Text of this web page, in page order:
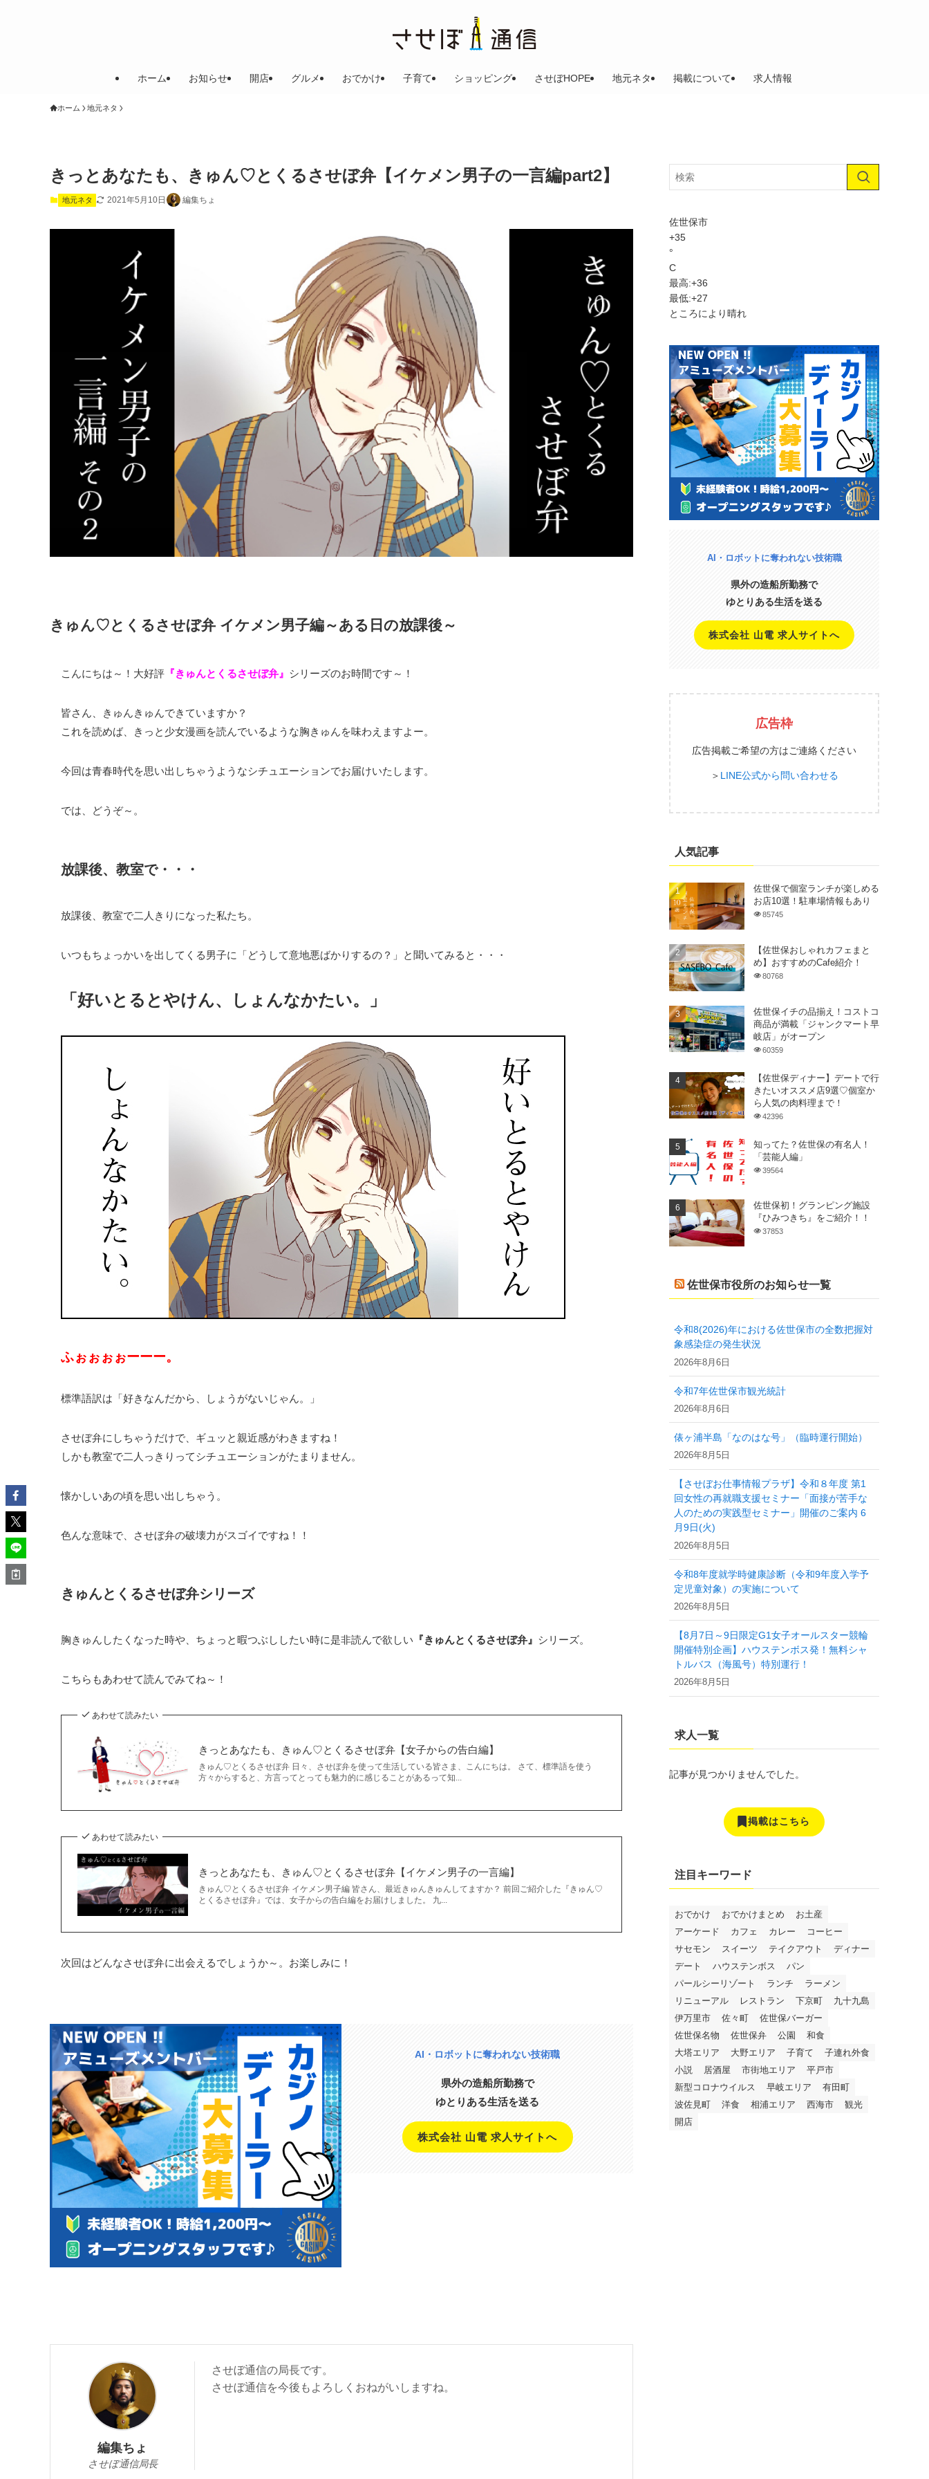
ホーム お知らせ 開店 グルメ おでかけ 子育て ショッピング させぼHOPE 地元ネタ 掲載について 求人情報
ホーム 地元ネタ
きっとあなたも、きゅん♡とくるさせぼ弁【イケメン男子の一言編part2】
地元ネタ 2021年5月10日 編集ちょ
きゅん♡とくるさせぼ弁 イケメン男子編～ある日の放課後～
こんにちは～！大好評 『きゅんとくるさせぼ弁』 シリーズのお時間です～！
皆さん、きゅんきゅんできていますか？
これを読めば、きっと少女漫画を読んでいるような胸きゅんを味わえますよー。
今回は青春時代を思い出しちゃうようなシチュエーションでお届けいたします。
では、どうぞ～。
放課後、教室で・・・
放課後、教室で二人きりになった私たち。
いつもちょっかいを出してくる男子に「どうして意地悪ばかりするの？」と聞いてみると・・・
「好いとるとやけん、しょんなかたい。」
ふぉぉぉぉーーー。
標準語訳は「好きなんだから、しょうがないじゃん。」
させぼ弁にしちゃうだけで、ギュッと親近感がわきますね！
しかも教室で二人っきりってシチュエーションがたまりません。
懐かしいあの頃を思い出しちゃう。
色んな意味で、させぼ弁の破壊力がスゴイですね！！
きゅんとくるさせぼ弁シリーズ
胸きゅんしたくなった時や、ちょっと暇つぶししたい時に是非読んで欲しい 『きゅんとくるさせぼ弁』 シリーズ。
こちらもあわせて読んでみてね～！
あわせて読みたい
きっとあなたも、きゅん♡とくるさせぼ弁【女子からの告白編】
きゅん♡とくるさせぼ弁 日々、させぼ弁を使って生活している皆さま、こんにちは。 さて、標準語を使う
方々からすると、方言ってとっても魅力的に感じることがあるって知...
あわせて読みたい
きっとあなたも、きゅん♡とくるさせぼ弁【イケメン男子の一言編】
きゅん♡とくるさせぼ弁 イケメン男子編 皆さん、最近きゅんきゅんしてますか？ 前回ご紹介した『きゅん♡
とくるさせぼ弁』では、女子からの告白編をお届けしました。 九...
次回はどんなさせぼ弁に出会えるでしょうか～。お楽しみに！
AI・ロボットに奪われない技術職
県外の造船所勤務で
ゆとりある生活を送る
株式会社 山電 求人サイトへ
編集ちょ
させぼ通信局長
させぼ通信の局長です。
させぼ通信を今後もよろしくおねがいしますね。
佐世保市
+35
°
C
最高:+36
最低:+27
ところにより晴れ
AI・ロボットに奪われない技術職
県外の造船所勤務で
ゆとりある生活を送る
株式会社 山電 求人サイトへ
広告枠
広告掲載ご希望の方はご連絡ください
＞ LINE公式から問い合わせる
人気記事
佐世保で個室ランチが楽しめる
お店10選！駐車場情報もあり
85745
【佐世保おしゃれカフェまと
め】おすすめのCafe紹介！
80768
佐世保イチの品揃え！コストコ
商品が満載「ジャンクマート早
岐店」がオープン
60359
【佐世保ディナー】デートで行
きたいオススメ店9選♡個室か
ら人気の肉料理まで！
42396
知ってた？佐世保の有名人！
「芸能人編」
39564
佐世保初！グランピング施設
『ひみつきち』をご紹介！！
37853
佐世保市役所のお知らせ一覧
令和8(2026)年における佐世保市の全数把握対
象感染症の発生状況
2026年8月6日
令和7年佐世保市観光統計
2026年8月6日
俵ヶ浦半島「なのはな号」（臨時運行開始）
2026年8月5日
【させぼお仕事情報プラザ】令和８年度 第1
回女性の再就職支援セミナー「面接が苦手な
人のための実践型セミナー」開催のご案内 6
月9日(火)
2026年8月5日
令和8年度就学時健康診断（令和9年度入学予
定児童対象）の実施について
2026年8月5日
【8月7日～9日限定G1女子オールスター競輪
開催特別企画】ハウステンボス発！無料シャ
トルバス（海風号）特別運行！
2026年8月5日
求人一覧
記事が見つかりませんでした。
掲載はこちら
注目キーワード
おでかけ おでかけまとめ
お土産
アーケード
カフェ カレー
コーヒー
サセモン
スイーツ テイクアウト
ディナー
デート
ハウステンボス
パン
パールシーリゾート
ランチ
ラーメン
リニューアル
レストラン 下京町
九十九島
伊万里市
佐々町
佐世保バーガー
佐世保名物
佐世保弁 公園
和食
大塔エリア
大野エリア 子育て
子連れ外食
小説
居酒屋 市街地エリア
平戸市
新型コロナウイルス
早岐エリア
有田町
波佐見町
洋食 相浦エリア 西海市
観光
開店